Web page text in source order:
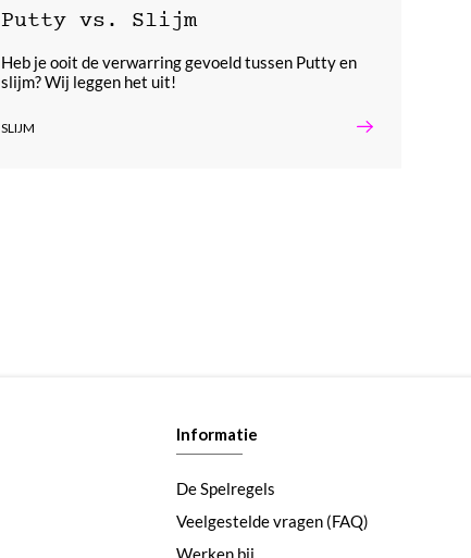
Putty vs. Slijm
Heb je ooit de verwarring gevoeld tussen Putty en
slijm? Wij leggen het uit!
SLIJM
Informatie
De Spelregels
Veelgestelde vragen (FAQ)
Werken bij